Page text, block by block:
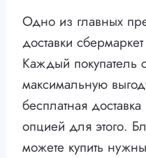
Одно из главных
доставки
Каждый покупатель
максимальную
бесплатная
опцией для этого.
можете купить